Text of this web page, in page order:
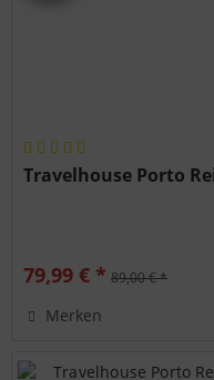
Travelhouse Porto
79,99 € * 89,00 € *
Merken